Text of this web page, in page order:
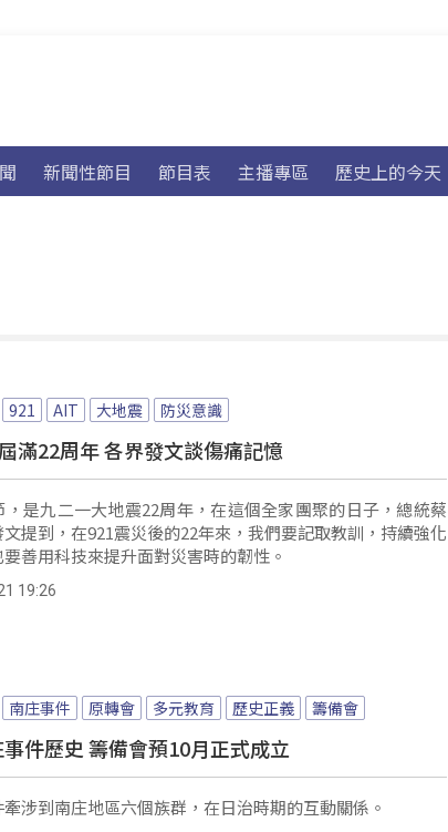
新聞性節目 節目表 主播專區 歷史上的今天
921 AIT 大地震 防災意識
滿22周年 各界發文談傷痛記憶
是九二一大地震22周年，在這個全家團聚的日子，總統蔡
提到，在921震災後的22年來，我們要記取教訓，持續強化
善用科技來提升面對災害時的韌性。
19:26
南庄事件 原轉會 多元教育 歷史正義 籌備會
件歷史 籌備會預10月正式成立
涉到南庄地區六個族群，在日治時期的互動關係。